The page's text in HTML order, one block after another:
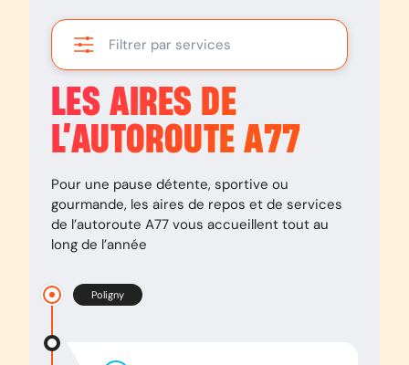
Filtrer par services
LES AIRES DE
L’AUTOROUTE A77
Pour une pause détente, sportive ou
gourmande, les aires de repos et de services
de l’autoroute A77 vous accueillent tout au
long de l’année
Poligny